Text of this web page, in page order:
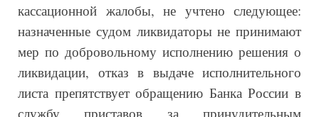
кассационной жалобы, не учтено следующее:
назначенные судом ликвидаторы не принимают
мер по добровольному исполнению решения о
ликвидации, отказ в выдаче исполнительного
листа препятствует обращению Банка России в
службу приставов за принудительным